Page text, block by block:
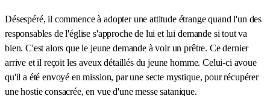
Désespéré, il commence à adopter une attitude étrange quand l'un des
responsables de l'église s'approche de lui et lui demande si tout va
bien. C'est alors que le jeune demande à voir un prêtre. Ce dernier
arrive et il reçoit les aveux détaillés du jeune homme. Celui-ci avoue
qu'il a été envoyé en mission, par une secte mystique, pour récupérer
une hostie consacrée, en vue d'une messe satanique.